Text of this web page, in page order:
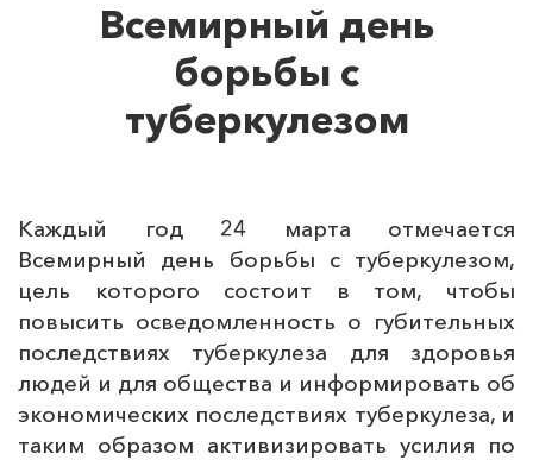
Всемирный день
борьбы с
туберкулезом
Каждый год 24 марта отмечается
Всемирный день борьбы с туберкулезом,
цель которого состоит в том, чтобы
повысить осведомленность о губительных
последствиях туберкулеза для здоровья
людей и для общества и информировать об
экономических последствиях туберкулеза, и
таким образом активизировать усилия по